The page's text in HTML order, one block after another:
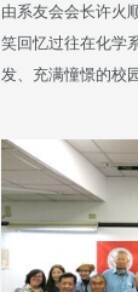
由系友会会长许火
笑回忆过往在化学
发、充满憧憬的校